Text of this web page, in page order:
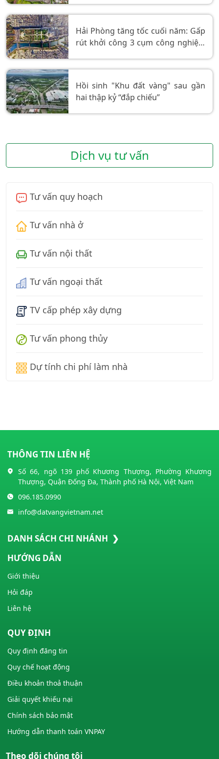
Hải Phòng tăng tốc cuối năm: Gấp
rút khởi công 3 cụm công nghiệp,
xuất
Hồi sinh "Khu đất vàng" sau gần
hai thập kỷ “đắp chiếu”
Dịch vụ tư vấn
Tư vấn quy hoạch
Tư vấn nhà ở
Tư vấn nội thất
Tư vấn ngoại thất
TV cấp phép xây dựng
Tư vấn phong thủy
Dự tính chi phí làm nhà
THÔNG TIN LIÊN HỆ
Số 66, ngõ 139 phố Khương Thượng, Phường Khương
Thượng, Quận Đống Đa, Thành phố Hà Nội, Việt Nam
096.185.0990
info@datvangvietnam.net
DANH SÁCH CHI NHÁNH ❯
HƯỚNG DẪN
Giới thiệu
Hỏi đáp
Liên hệ
QUY ĐỊNH
Quy định đăng tin
Quy chế hoạt động
Điều khoản thoả thuận
Giải quyết khiếu nại
Chính sách bảo mật
Hướng dẫn thanh toán VNPAY
Theo dõi chúng tôi